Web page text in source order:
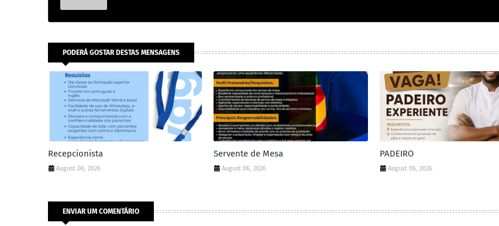
PODERÁ GOSTAR DESTAS MENSAGENS
Recepcionista
August 06, 2026
Servente de Mesa
August 06, 2026
PADEIRO
August 06, 2026
ENVIAR UM COMENTÁRIO